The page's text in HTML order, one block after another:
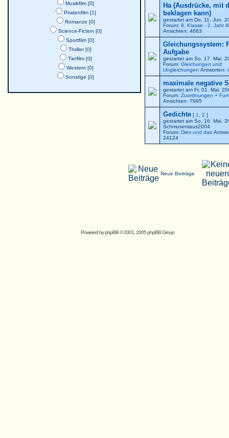
Musikfilm [0]
Piratenfilm [1]
Romanze [0]
Science-Fiction [0]
Sportfilm [0]
Thriller [0]
Tierfilm [0]
Western [0]
Sonstige [0]
Ha (Ausdrücke, mit
beklagen kann)
gestartet am Do, 11. Jun.
Forum: 8. Klasse - 2. Jahr
Ansichten: 4683
Gleichungssystem:
Aufgabe
gestartet am So, 17. Mai.
Forum: Gleichungen und
Ungleichungen Antworten:
maximale negative
gestartet am Fr, 01. Mai.
Forum: Zuordnungen +
Ansichten: 7995
Gedichte [ 1 2 ]
gestartet am So, 16. Mai.
Schmusemaus2004
Forum: Dies und das
24124
Neue Beiträge
Powered byphpBB© 2001, 2005 phpBB Group